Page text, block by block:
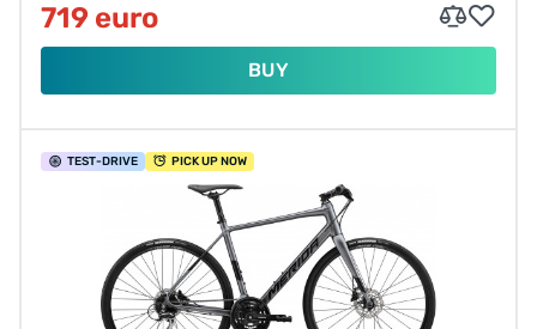
719 euro
BUY
TEST-DRIVE PICK UP NOW